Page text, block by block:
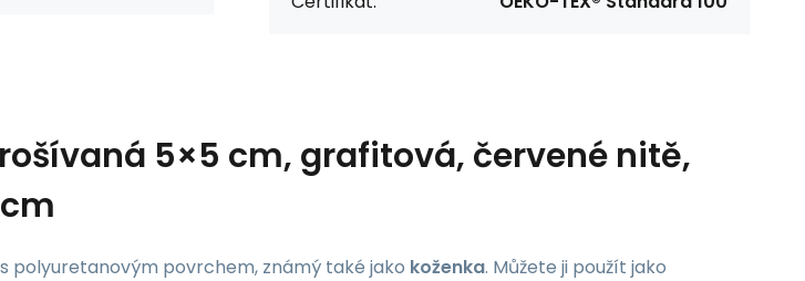
5×5 cm, grafitová, červené nitě,
polyuretanovým povrchem, známý také jako koženka. Můžete ji použít jako